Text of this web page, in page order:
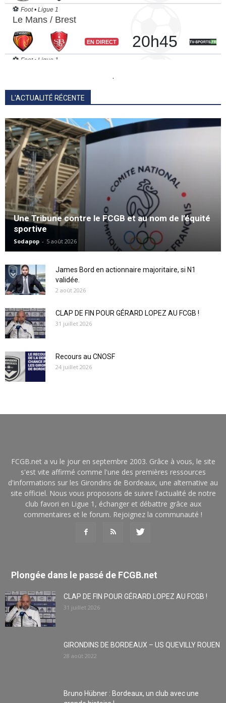
.
L'ACTUALITÉ RÉCENTE
Une Tribune contre le FCGB et au nom de l’équité
sportive
Sodapop - 5 août 2026
James Bord en actionnaire majoritaire, si N1
validée.
2 août 2026
CLAP DE FIN POUR GÉRARD LOPEZ AU FCGB !
31 juillet 2026
Recours au CNOSF
24 juillet 2026
FCGB.net a vu le jour en septembre 2003. Grâce à vous, le site
s'est vite affirmé comme l'une des premières ressources
d'informations sur les Girondins de Bordeaux, une alternative au
site officiel. Nous vous proposons de suivre l'actualité de notre
club favori en Ligue 1, échanger et débattre grâce aux
commentaires et le forum. Rejoignez la communauté !
Plongée dans le passé de FCGB.net
CLAP DE FIN POUR GÉRARD LOPEZ AU FCGB !
31 juillet 2026
GIRONDINS DE BORDEAUX – US QUEVILLY ROUEN
28 août 2022
Bruno Hübner : Bordeaux, un club avec une